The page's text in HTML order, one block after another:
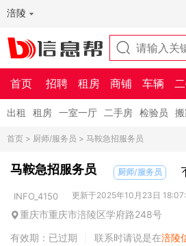
涪陵
首页 招聘 租房 商铺 车辆
出租 租房 一室一厅 二手房 检验员
首页 > 厨师/服务员 > 马鞍急招服务员
马鞍急招服务员 厨师/服务员
INFO_4150 更新于2025年10月23日
重庆市重庆市涪陵区学府路248号
有效期：已过期
联系时请说是在涪陵